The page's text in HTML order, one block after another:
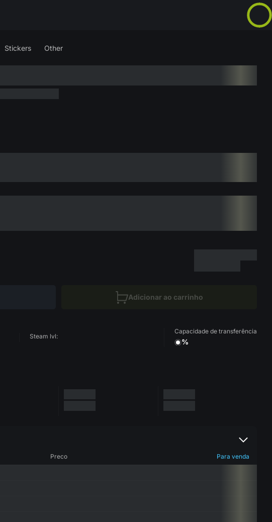
Stickers Other
Adicionar ao carrinho
Steam lvl:
Capacidade de transferência
%
Preco Para venda